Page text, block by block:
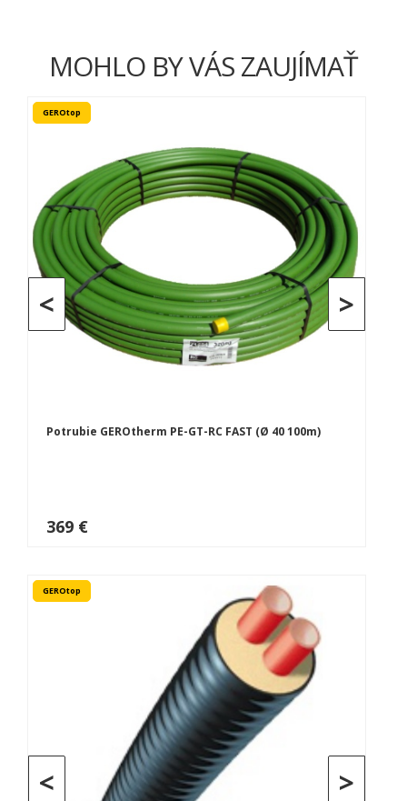
MOHLO BY VÁS ZAUJÍMAŤ
>
<
GEROtop
Potrubie GEROtherm PE-GT-RC FAST (Ø 40 100m)
369 €
>
<
GEROtop